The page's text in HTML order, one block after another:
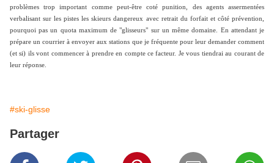
problèmes trop important comme peut-être coté punition, des agents assermentées
verbalisant sur les pistes les skieurs dangereux avec retrait du forfait et côté prévention,
pourquoi pas un quota maximum de "glisseurs" sur un même domaine. En attendant je
prépare un courrier à envoyer aux stations que je fréquente pour leur demander comment
(et si) ils vont commencer à prendre en compte ce facteur. Je vous tiendrai au courant de
leur réponse.
#ski-glisse
Partager